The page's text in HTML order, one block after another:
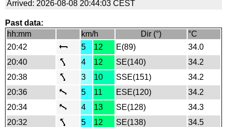
Arrived: 2026-08-08 20:44:03 CEST
Past data:
hh:mm
km/h Dir (°)
°C
20:42
5 12 E(89)
34.0
20:40
4 12 SE(140)
34.2
20:38
3 10 SSE(151)
34.2
20:36
5 11 ESE(120)
34.2
20:34
4 13 SE(128)
34.3
20:32
5 12 SE(138)
34.5